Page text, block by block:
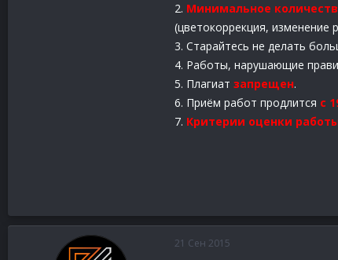
2. Минимальное
(цветокоррекция, изменение
3. Старайтесь не делать
4. Работы, нарушающие
5. Плагиат запрещен.
6. Приём работ продлится с
7. Критерии оценки
21 Сен 2015